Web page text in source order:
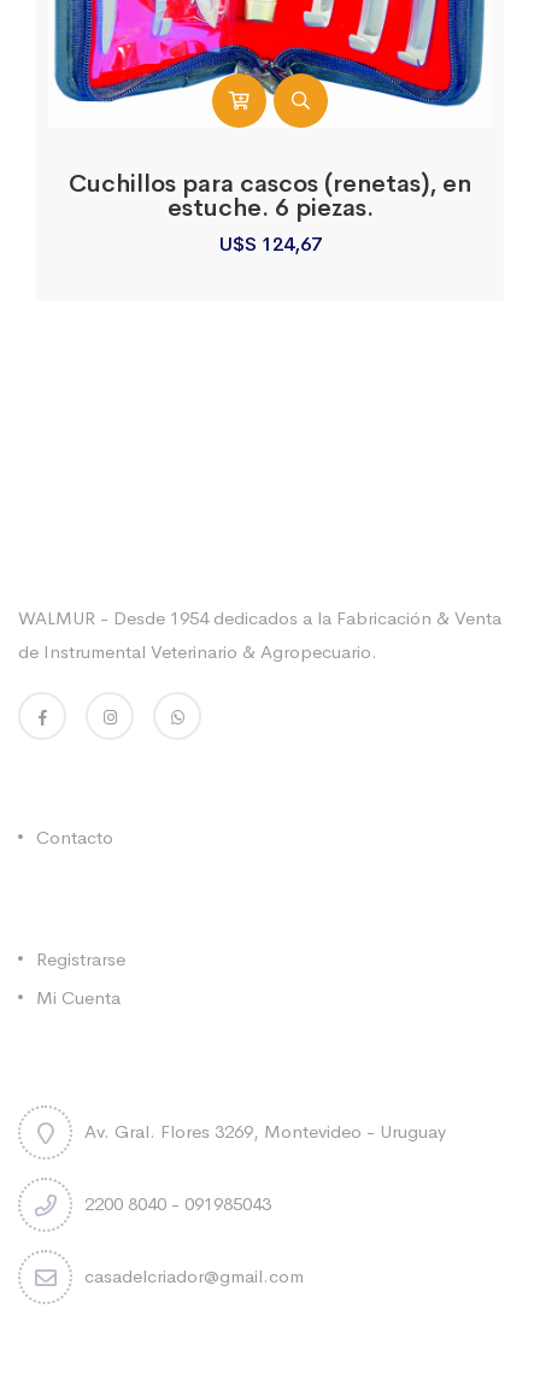
Cuchillos para cascos (renetas), en
estuche. 6 piezas.
U$S 124,67
WALMUR - Desde 1954 dedicados a la Fabricación & Venta
de Instrumental Veterinario & Agropecuario.
Contacto
Registrarse
Mi Cuenta
Av. Gral. Flores 3269, Montevideo - Uruguay
2200 8040 - 091985043
casadelcriador@gmail.com